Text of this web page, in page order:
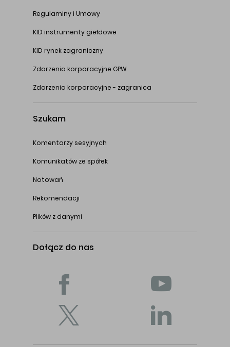
Regulaminy i Umowy
KID instrumenty giełdowe
KID rynek zagraniczny
Zdarzenia korporacyjne GPW
Zdarzenia korporacyjne - zagranica
Szukam
Komentarzy sesyjnych
Komunikatów ze spółek
Notowań
Rekomendacji
Plików z danymi
Dołącz do nas